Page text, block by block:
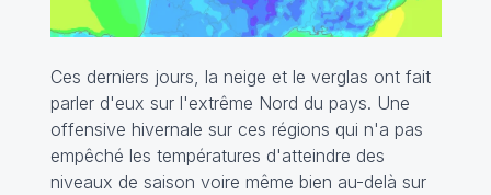
Ces derniers jours, la neige et le verglas ont fait
parler d'eux sur l'extrême Nord du pays. Une
offensive hivernale sur ces régions qui n'a pas
empêché les températures d'atteindre des
niveaux de saison voire même bien au-delà sur